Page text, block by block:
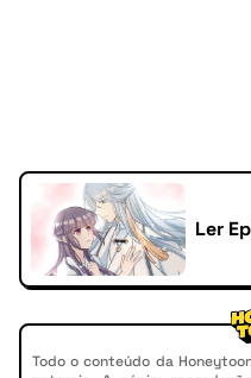
Ler
Todo o conteúdo da